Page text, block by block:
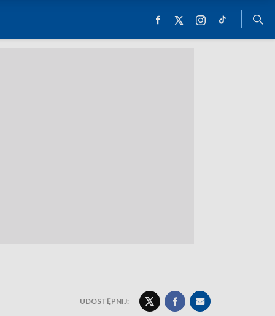
UDOSTĘPNIJ: